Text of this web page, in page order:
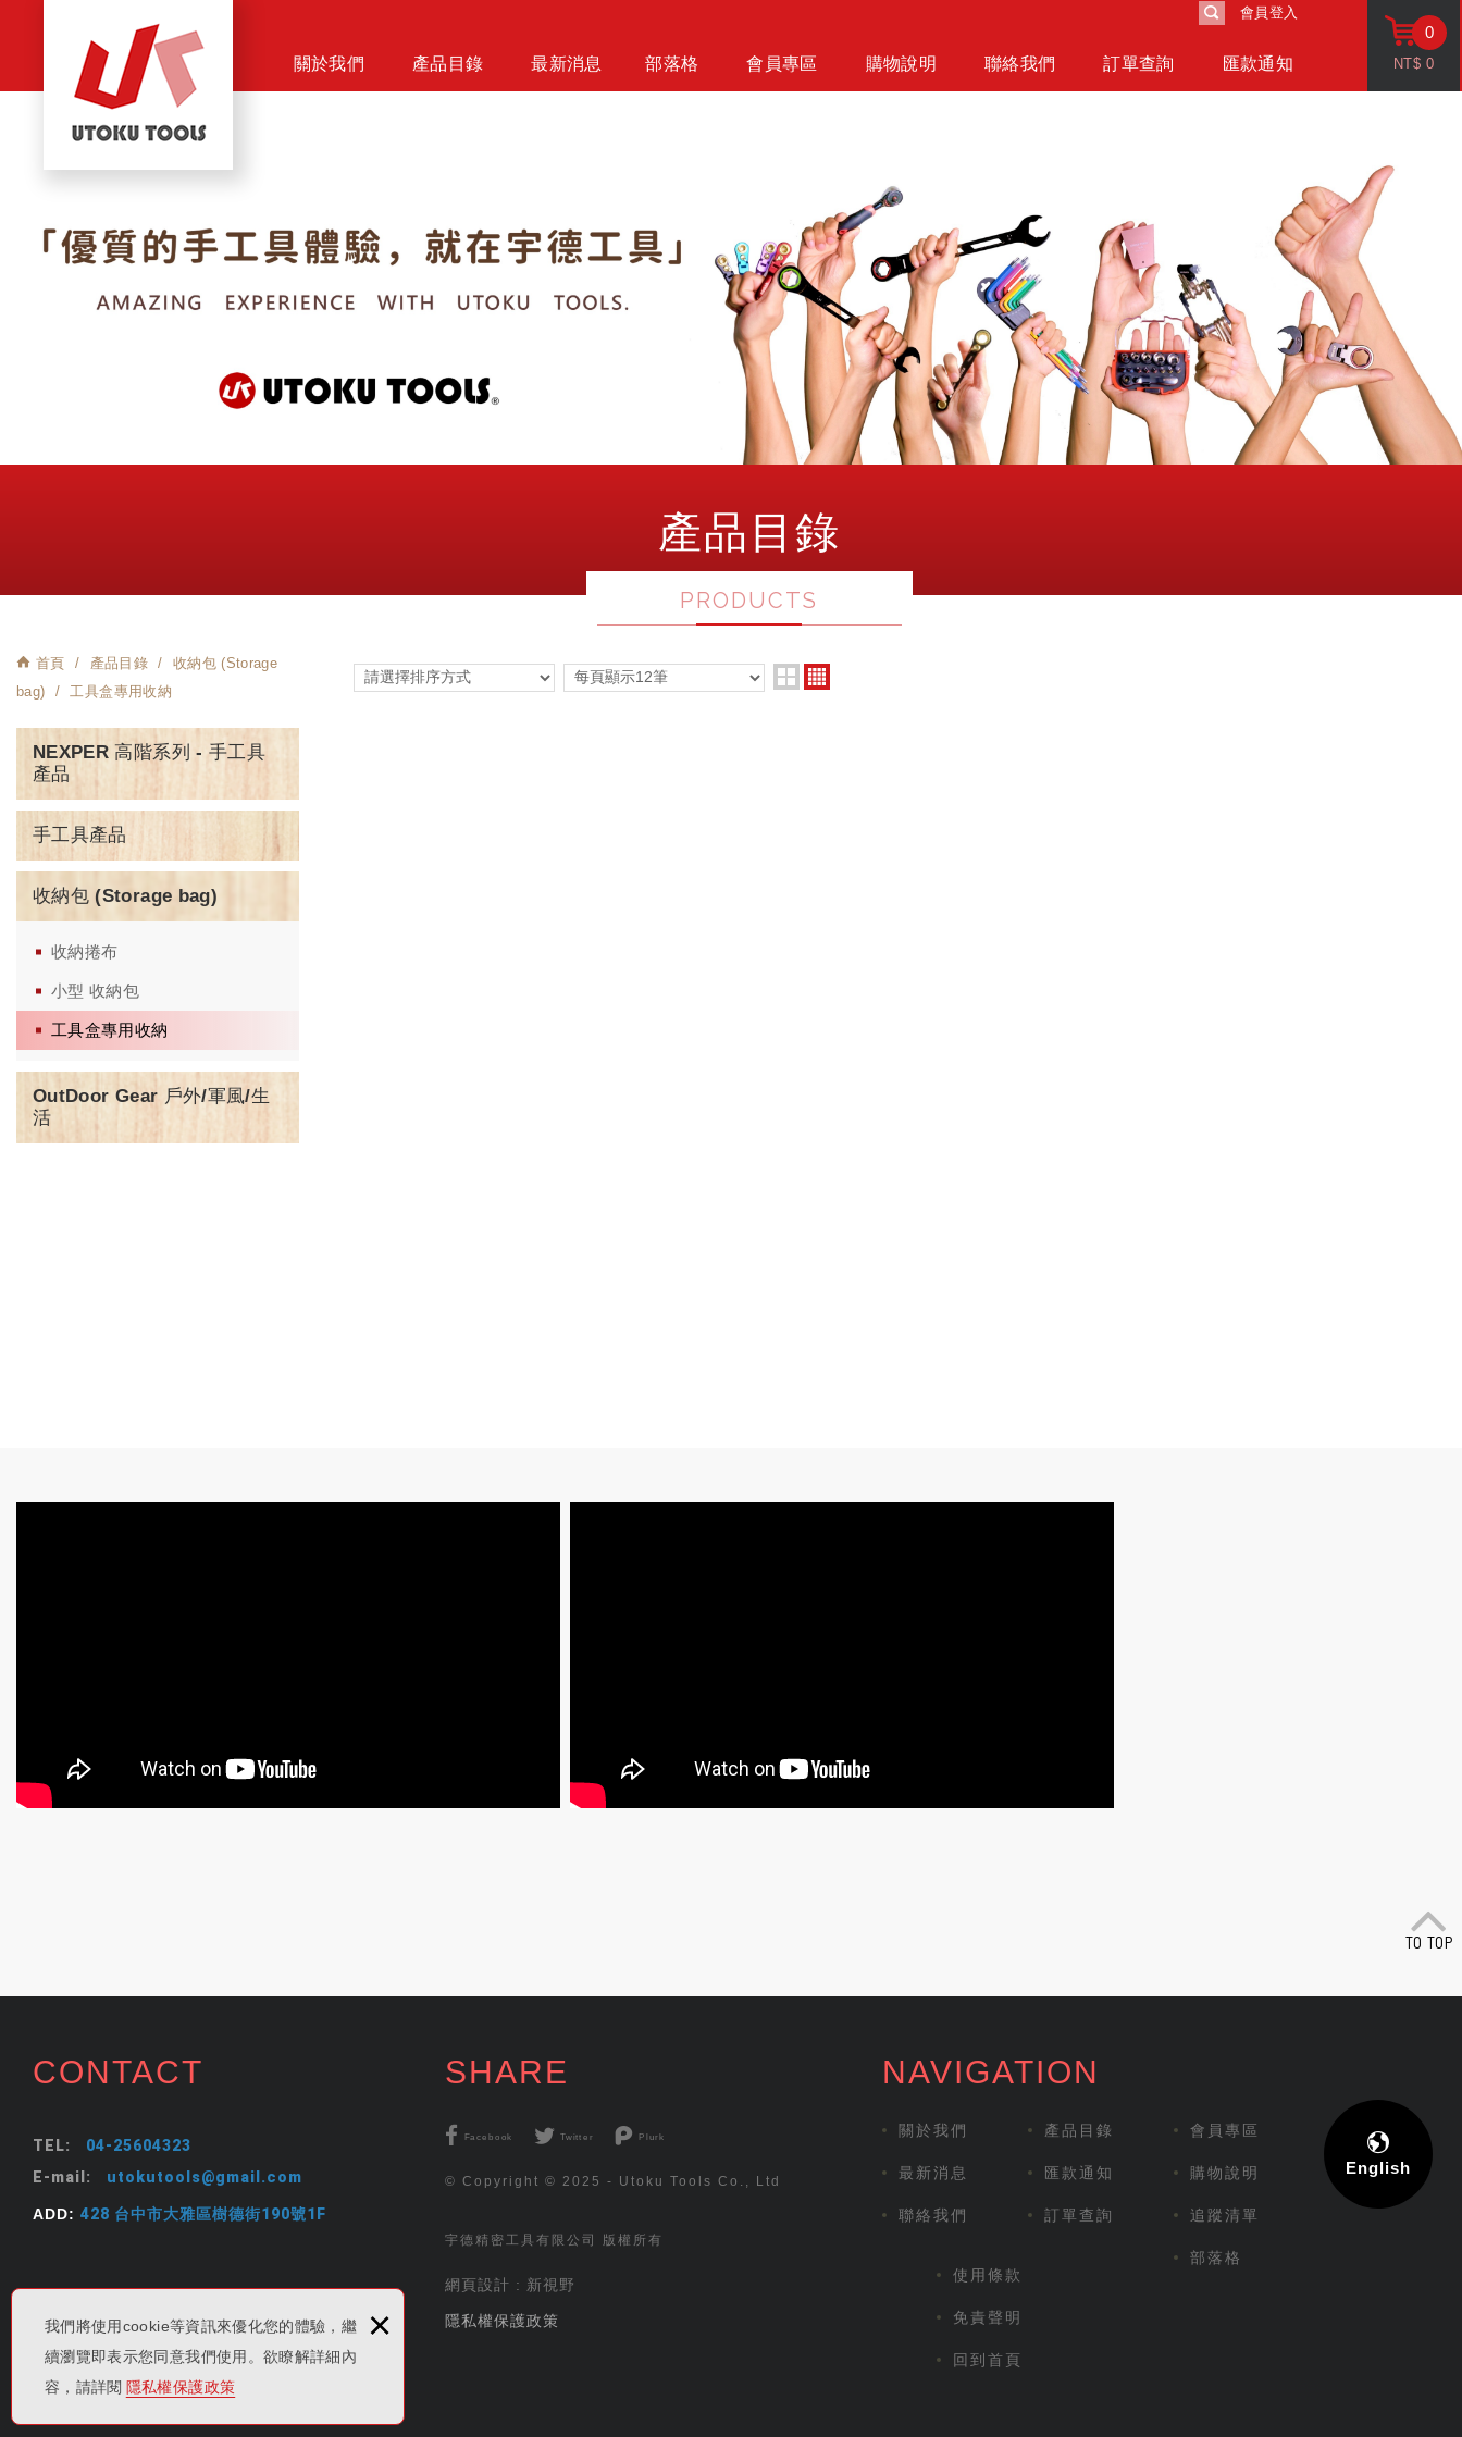
我們將使用cookie等資訊來優化您的體驗，繼
續瀏覽即表示您同意我們使用。欲瞭解詳細內
容，請詳閱 隱私權保護政策
×
會員登入
0
NT$ 0
關於我們 產品目錄 最新消息 部落格 會員專區 購物說明 聯絡我們 訂單查詢 匯款通知
首頁 產品目錄
收納包 (Storage
bag)
工具盒專用收納
NEXPER 高階系列 - 手工具
產品
手工具產品
收納包 (Storage bag)
收納捲布
小型 收納包
工具盒專用收納
OutDoor Gear 戶外/軍風/生
活
產品目錄
PRODUCTS
CONTACT
TEL:
04-25604323
E-mail:
utokutools@gmail.com
ADD: 428 台中市大雅區樹德街190號1F
SHARE
Facebook Twitter Plurk
© Copyright © 2025 - Utoku Tools Co., Ltd
宇德精密工具有限公司 版權所有
網頁設計 : 新視野
隱私權保護政策
NAVIGATION
關於我們
最新消息
聯絡我們
產品目錄
匯款通知
訂單查詢
會員專區
購物說明
追蹤清單
部落格
使用條款
免責聲明
回到首頁
English